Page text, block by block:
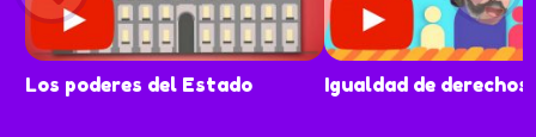
Los poderes del Estado Igualdad de derechos